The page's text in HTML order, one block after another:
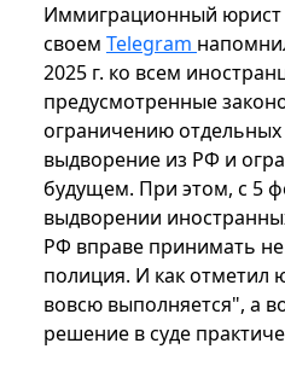
Иммиграционный юрист
своем Telegram
2025 г. ко всем
предусмотренные
ограничению отдельных
выдворение из РФ и
будущем. При этом, с 5
выдворении
РФ вправе принимать не
полиция. И как отметил
вовсю выполняется", а
решение в суде